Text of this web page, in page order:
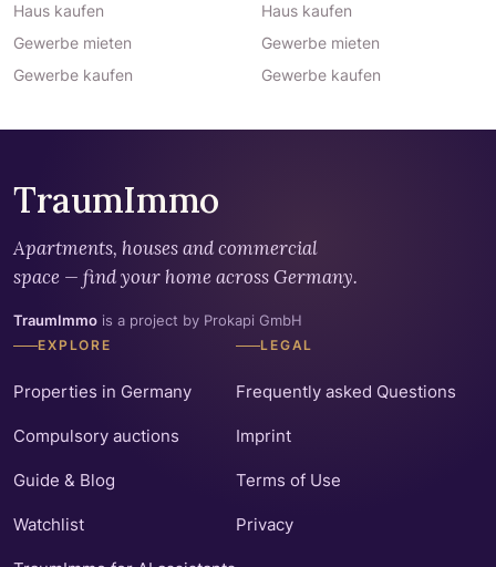
Haus kaufen
Gewerbe mieten
Gewerbe kaufen
Haus kaufen
Gewerbe mieten
Gewerbe kaufen
TraumImmo
Apartments, houses and commercial
space — find your home across Germany.
TraumImmo is a project by Prokapi GmbH
EXPLORE
Properties in Germany
Compulsory auctions
Guide & Blog
Watchlist
LEGAL
Frequently asked Questions
Imprint
Terms of Use
Privacy